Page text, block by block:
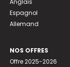
Anglais
Espagnol
Allemand
NOS OFFRES
Offre 2025-2026